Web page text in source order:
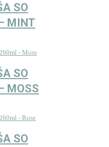
SO
MINT
SO
MOSS
SO